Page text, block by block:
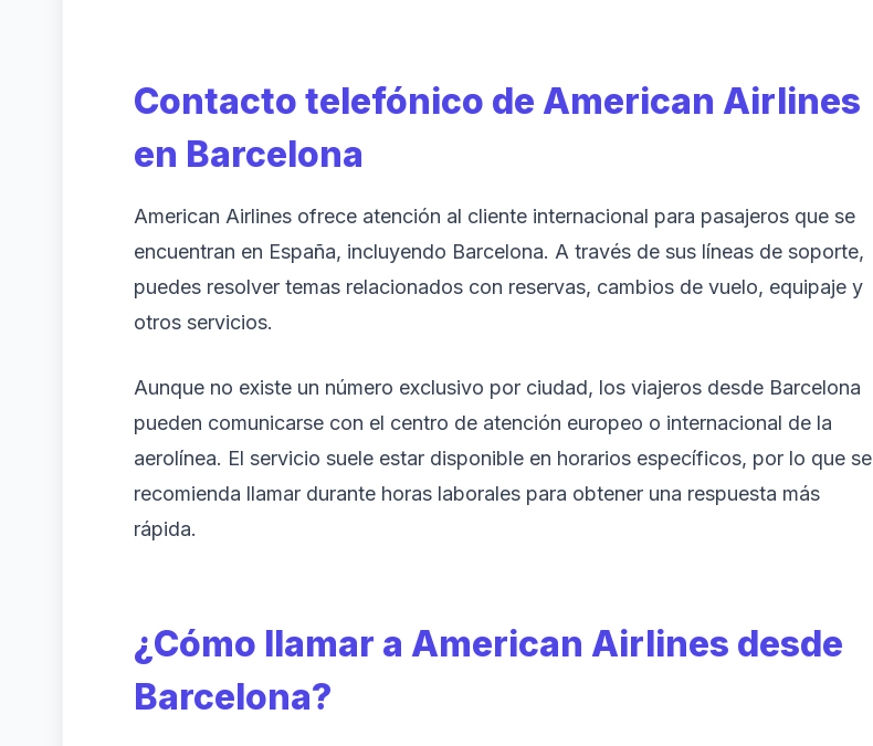
Contacto telefónico de American Airlines
en Barcelona
American Airlines ofrece atención al cliente internacional para pasajeros que se
encuentran en España, incluyendo Barcelona. A través de sus líneas de soporte,
puedes resolver temas relacionados con reservas, cambios de vuelo, equipaje y
otros servicios.
Aunque no existe un número exclusivo por ciudad, los viajeros desde Barcelona
pueden comunicarse con el centro de atención europeo o internacional de la
aerolínea. El servicio suele estar disponible en horarios específicos, por lo que se
recomienda llamar durante horas laborales para obtener una respuesta más
rápida.
¿Cómo llamar a American Airlines desde
Barcelona?